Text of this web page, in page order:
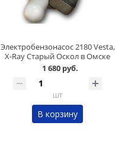
Электробензонасос 2180 Vesta,
X-Ray Старый Оскол в Омске
1 680 руб.
шт
В корзину